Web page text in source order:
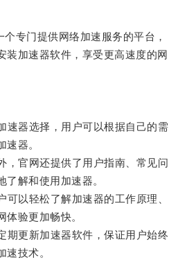
专门提供网络加速服务的平台，
装加速器软件，享受更高速度的网
器选择，用户可以根据自己的需
速器。
官网还提供了用户指南、常见问
了解和使用加速器。
以轻松了解加速器的工作原理、
体验更加畅快。
更新加速器软件，保证用户始终
速技术。